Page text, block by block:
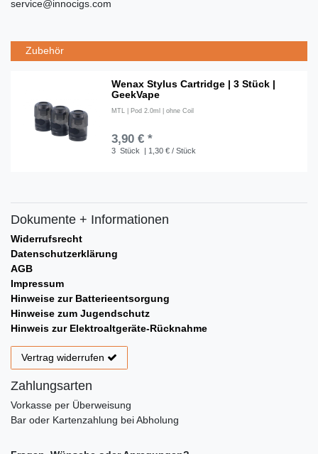
service@innocigs.com
Zubehör
Wenax Stylus Cartridge | 3 Stück |
GeekVape
MTL | Pod 2.0ml | ohne Coil
3,90 € *
3 Stück | 1,30 € / Stück
Dokumente + Informationen
Widerrufsrecht
Datenschutzerklärung
AGB
Impressum
Hinweise zur Batterieentsorgung
Hinweise zum Jugendschutz
Hinweis zur Elektroaltgeräte-Rücknahme
Vertrag widerrufen
Zahlungsarten
Vorkasse per Überweisung
Bar oder Kartenzahlung bei Abholung